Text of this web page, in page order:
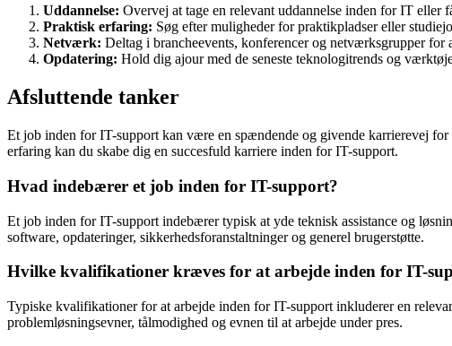
Uddannelse: Overvej at tage en relevant uddannelse inden for IT eller
Praktisk erfaring: Søg efter muligheder for praktikpladser eller
Netværk: Deltag i brancheevents, konferencer og netværksgrupper
Opdatering: Hold dig ajour med de seneste teknologitrends og
Afsluttende tanker
Et job inden for IT-support kan være en spændende og givende karrierevej
erfaring kan du skabe dig en succesfuld karriere inden for IT-support.
Hvad indebærer et job inden for IT-support?
Et job inden for IT-support indebærer typisk at yde teknisk assistance og
software, opdateringer, sikkerhedsforanstaltninger og generel brugerstøtte.
Hvilke kvalifikationer kræves for at arbejde inden for IT-
Typiske kvalifikationer for at arbejde inden for IT-support inkluderer en
problemløsningsevner, tålmodighed og evnen til at arbejde under pres.